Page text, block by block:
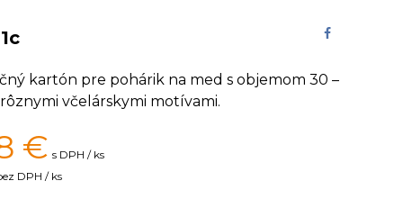
kartón pre pohárik na med s objemom 30 –
včelárskymi motívami.
€ s DPH / ks
DPH / ks